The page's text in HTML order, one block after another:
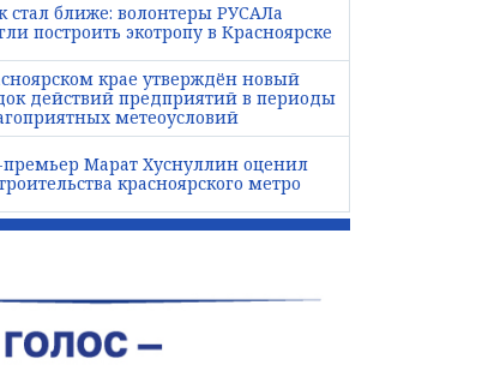
стал ближе: волонтеры РУСАЛа
построить экотропу в Красноярске
крае утверждён новый
действий предприятий в периоды
метеоусловий
Марат Хуснуллин оценил
красноярского метро